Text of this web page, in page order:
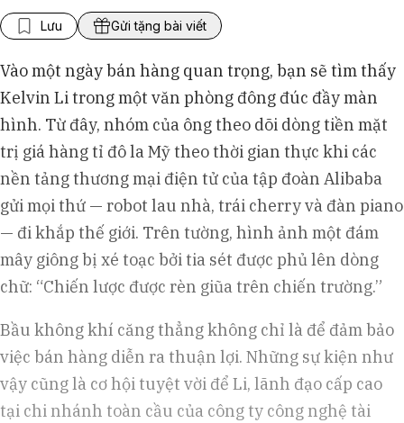
Lưu Gửi tặng bài viết
Vào một ngày bán hàng quan trọng, bạn sẽ tìm thấy
Kelvin Li trong một văn phòng đông đúc đầy màn
hình. Từ đây, nhóm của ông theo dõi dòng tiền mặt
trị giá hàng tỉ đô la Mỹ theo thời gian thực khi các
nền tảng thương mại điện tử của tập đoàn Alibaba
gửi mọi thứ — robot lau nhà, trái cherry và đàn piano
— đi khắp thế giới. Trên tường, hình ảnh một đám
mây giông bị xé toạc bởi tia sét được phủ lên dòng
chữ: “Chiến lược được rèn giũa trên chiến trường.”
Bầu không khí căng thẳng không chỉ là để đảm bảo
việc bán hàng diễn ra thuận lợi. Những sự kiện như
vậy cũng là cơ hội tuyệt vời để Li, lãnh đạo cấp cao
tại chi nhánh toàn cầu của công ty công nghệ tài